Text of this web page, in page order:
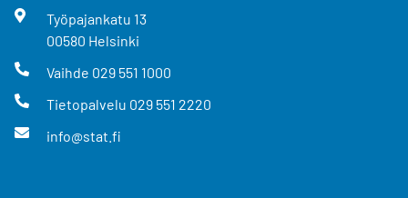
Työpajankatu 13
00580 Helsinki
Vaihde 029 551 1000
Tietopalvelu 029 551 2220
info@stat.fi